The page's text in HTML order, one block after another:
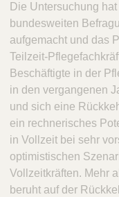
Die Untersuchung
bundesweiten
aufgemacht und das
Teilzeit-
Beschäftigte in der
in den vergangenen
und sich eine
ein rechnerisches
in Vollzeit bei sehr
optimistischen
Vollzeitkräften. Mehr
beruht auf der